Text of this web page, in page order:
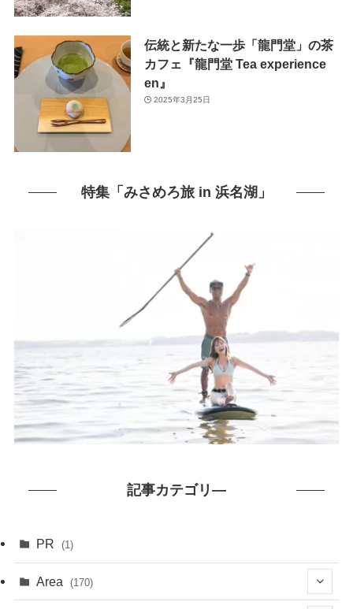
伝統と新たな一歩「龍門堂」の茶
カフェ『龍門堂 Tea experience
en』
2025年3月25日
特集「みさめろ旅 in 浜名湖」
記事カテゴリ―
PR (1)
Area (170)